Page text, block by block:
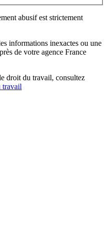
abusif est strictement
informations inexactes ou une
de votre agence France
droit du travail, consultez
travail